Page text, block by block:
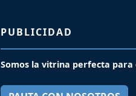
PUBLICIDAD
Somos la vitrina perfecta